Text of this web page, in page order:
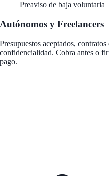
Preaviso de baja voluntaria
Autónomos y Freelancers
Presupuestos aceptados,
confidencialidad. Cobra antes o
pago.